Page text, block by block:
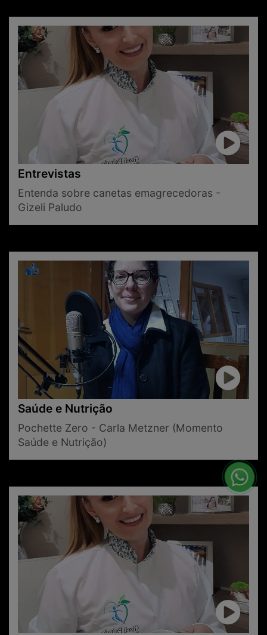
Entrevistas
Entenda sobre canetas emagrecedoras -
Gizeli Paludo
Saúde e Nutrição
Pochette Zero - Carla Metzner (Momento
Saúde e Nutrição)